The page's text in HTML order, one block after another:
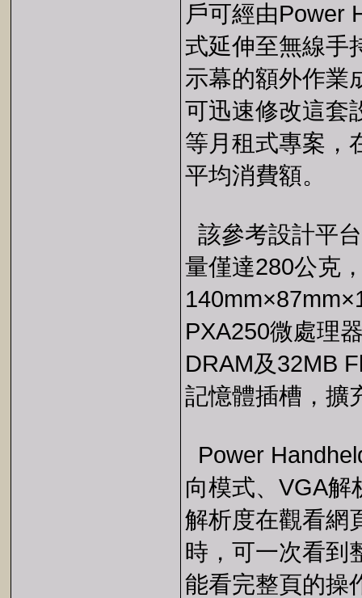
戶可經由Power
式延伸至無線手
示幕的額外作業
可迅速修改這套
等月租式專案，
平均消費額。
該參考設計平
量僅達280公克
PXA250微處理
DRAM及32MB
記憶體插槽，擴
Power
向模式、VGA解
解析度在觀看網
時，可一次看到
能看完整頁的操